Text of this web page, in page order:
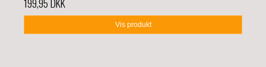
Vis produkt